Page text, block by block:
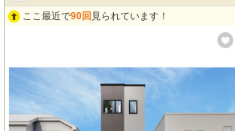
イン①
ここ最近で90回 見られています！